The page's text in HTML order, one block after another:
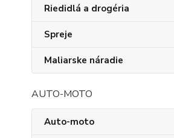
Riedidlá a drogéria
Spreje
Maliarske náradie
AUTO-MOTO
Auto-moto